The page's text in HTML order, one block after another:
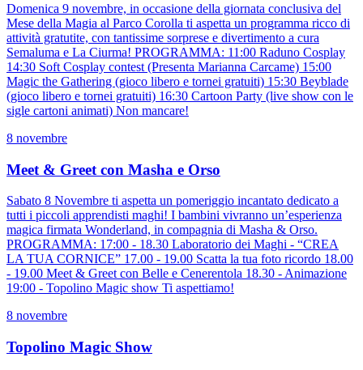
Domenica 9 novembre, in occasione della giornata conclusiva del
Mese della Magia al Parco Corolla ti aspetta un programma ricco di
attività gratutite, con tantissime sorprese e divertimento a cura
Semaluma e La Ciurma! PROGRAMMA: 11:00 Raduno Cosplay
14:30 Soft Cosplay contest (Presenta Marianna Carcame) 15:00
Magic the Gathering (gioco libero e tornei gratuiti) 15:30 Beyblade
(gioco libero e tornei gratuiti) 16:30 Cartoon Party (live show con le
sigle cartoni animati) Non mancare!
8 novembre
Meet & Greet con Masha e Orso
Sabato 8 Novembre ti aspetta un pomeriggio incantato dedicato a
tutti i piccoli apprendisti maghi! I bambini vivranno un’esperienza
magica firmata Wonderland, in compagnia di Masha & Orso.
PROGRAMMA: 17:00 - 18.30 Laboratorio dei Maghi - “CREA
LA TUA CORNICE” 17.00 - 19.00 Scatta la tua foto ricordo 18.00
- 19.00 Meet & Greet con Belle e Cenerentola 18.30 - Animazione
19:00 - Topolino Magic show Ti aspettiamo!
8 novembre
Topolino Magic Show